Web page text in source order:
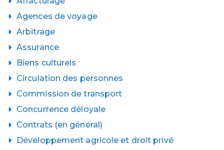
Agences de voyage
Arbitrage
Assurance
Biens culturels
Circulation des personnes
Commission de transport
Concurrence déloyale
Contrats (en général)
Développement agricole et droit privé